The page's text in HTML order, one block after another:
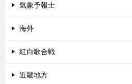
気象予報士
海外
紅白歌合戦
近畿地方